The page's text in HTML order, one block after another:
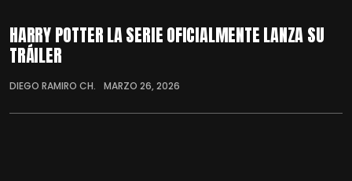
HARRY POTTER LA SERIE OFICIALMENTE LANZA SU
TRÁILER
DIEGO RAMIRO CH. MARZO 26, 2026